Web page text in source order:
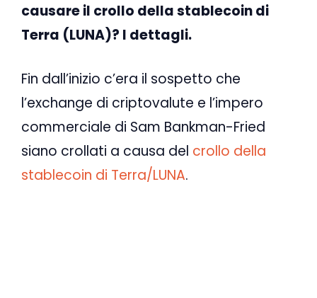
causare il crollo della stablecoin di
Terra (LUNA)? I dettagli.
Fin dall’inizio c’era il sospetto che
l’exchange di criptovalute e l’impero
commerciale di Sam Bankman-Fried
siano crollati a causa del crollo della
stablecoin di Terra/LUNA.